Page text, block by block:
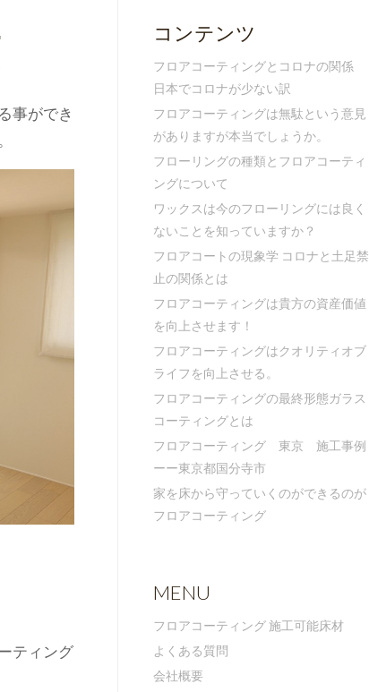
事ができ
ティング
コンテンツ
フロアコーティングとコロナの関係
日本でコロナが少ない訳
フロアコーティングは無駄という意見
がありますが本当でしょうか。
フローリングの種類とフロアコーティ
ングについて
ワックスは今のフローリングには良く
ないことを知っていますか？
フロアコートの現象学 コロナと土足禁
止の関係とは
フロアコーティングは貴方の資産価値
を向上させます！
フロアコーティングはクオリティオブ
ライフを向上させる。
フロアコーティングの最終形態ガラス
コーティングとは
フロアコーティング 東京 施工事例
ーー東京都国分寺市
家を床から守っていくのができるのが
フロアコーティング
MENU
フロアコーティング 施工可能床材
よくある質問
会社概要